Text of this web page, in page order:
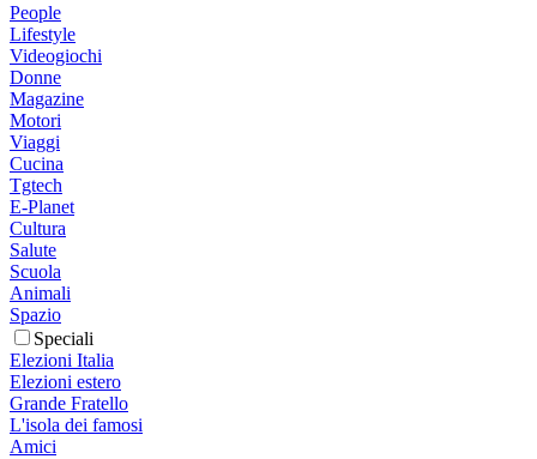
People
Lifestyle
Videogiochi
Donne
Magazine
Motori
Viaggi
Cucina
Tgtech
E-Planet
Cultura
Salute
Scuola
Animali
Spazio
Speciali
Elezioni Italia
Elezioni estero
Grande Fratello
L'isola dei famosi
Amici